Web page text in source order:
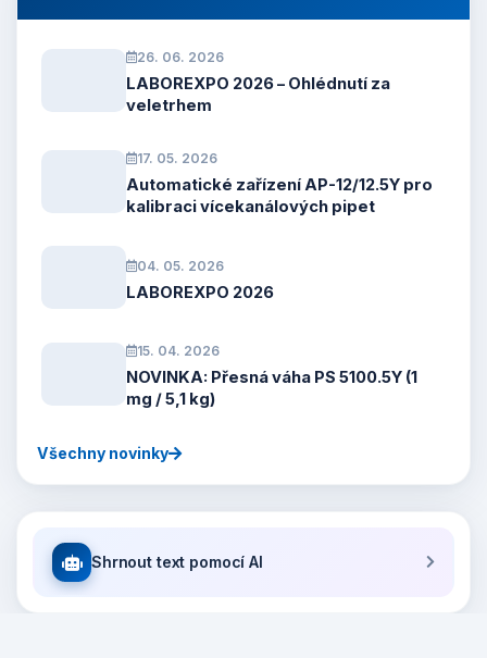
26. 06. 2026
LABOREXPO 2026 – Ohlédnutí za
veletrhem
17. 05. 2026
Automatické zařízení AP-12/12.5Y pro
kalibraci vícekanálových pipet
04. 05. 2026
LABOREXPO 2026
15. 04. 2026
NOVINKA: Přesná váha PS 5100.5Y (1
mg / 5,1 kg)
Všechny novinky
Shrnout text pomocí AI